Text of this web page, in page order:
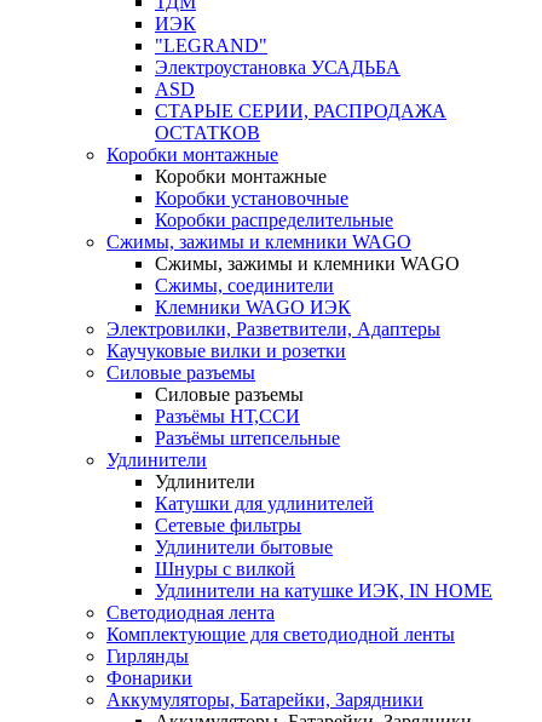
ИЭК
"LEGRAND"
Электроустановка УСАДЬБА
ASD
СТАРЫЕ СЕРИИ, РАСПРОДАЖА
ОСТАТКОВ
Коробки монтажные
Коробки монтажные
Коробки установочные
Коробки распределительные
Сжимы, зажимы и клемники WAGO
Сжимы, зажимы и клемники WAGO
Сжимы, соединители
Клемники WAGO ИЭК
Электровилки, Разветвители, Адаптеры
Каучуковые вилки и розетки
Силовые разъемы
Силовые разъемы
Разъёмы НТ,ССИ
Разъёмы штепсельные
Удлинители
Удлинители
Катушки для удлинителей
Сетевые фильтры
Удлинители бытовые
Шнуры с вилкой
Удлинители на катушке ИЭК, IN HOME
Светодиодная лента
Комплектующие для светодиодной ленты
Гирлянды
Фонарики
Аккумуляторы, Батарейки, Зарядники